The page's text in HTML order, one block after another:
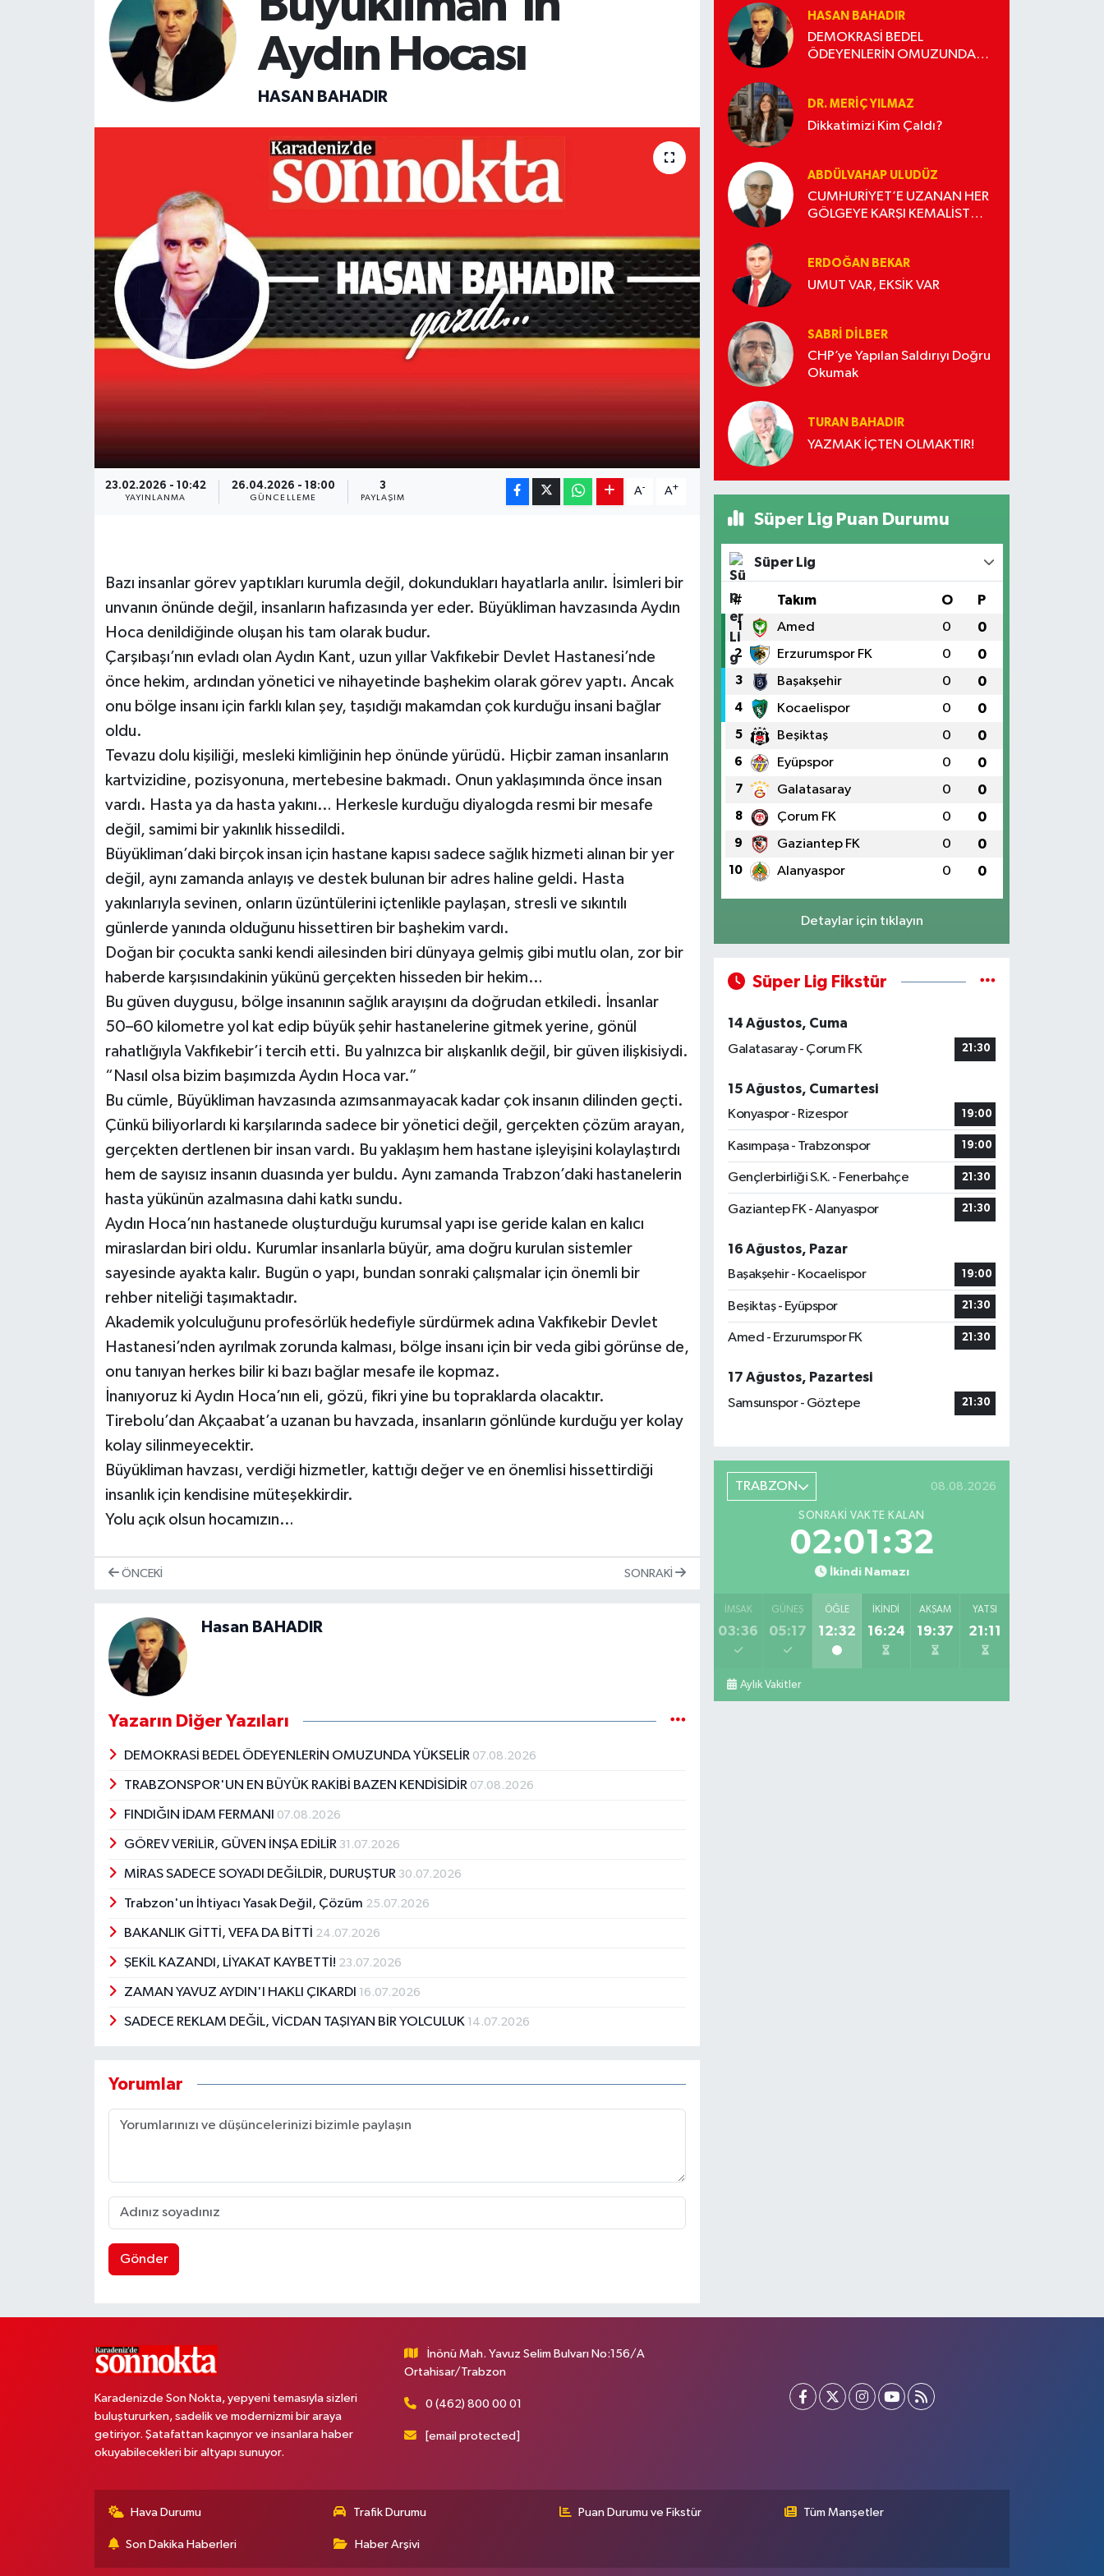
Aydın Hocası
HASAN BAHADIR
23.02.2026 - 10:42
YAYINLANMA
26.04.2026 - 18:00
GÜNCELLEME
3
PAYLAŞIM
A- A+
Bazı insanlar görev yaptıkları kurumla değil, dokundukları hayatlarla anılır. İsimleri bir
unvanın önünde değil, insanların hafızasında yer eder. Büyükliman havzasında Aydın
Hoca denildiğinde oluşan his tam olarak budur.
Çarşıbaşı’nın evladı olan Aydın Kant, uzun yıllar Vakfıkebir Devlet Hastanesi’nde
önce hekim, ardından yönetici ve nihayetinde başhekim olarak görev yaptı. Ancak
onu bölge insanı için farklı kılan şey, taşıdığı makamdan çok kurduğu insani bağlar
oldu.
Tevazu dolu kişiliği, mesleki kimliğinin hep önünde yürüdü. Hiçbir zaman insanların
kartvizidine, pozisyonuna, mertebesine bakmadı. Onun yaklaşımında önce insan
vardı. Hasta ya da hasta yakını… Herkesle kurduğu diyalogda resmi bir mesafe
değil, samimi bir yakınlık hissedildi.
Büyükliman’daki birçok insan için hastane kapısı sadece sağlık hizmeti alınan bir yer
değil, aynı zamanda anlayış ve destek bulunan bir adres haline geldi. Hasta
yakınlarıyla sevinen, onların üzüntülerini içtenlikle paylaşan, stresli ve sıkıntılı
günlerde yanında olduğunu hissettiren bir başhekim vardı.
Doğan bir çocukta sanki kendi ailesinden biri dünyaya gelmiş gibi mutlu olan, zor bir
haberde karşısındakinin yükünü gerçekten hisseden bir hekim…
Bu güven duygusu, bölge insanının sağlık arayışını da doğrudan etkiledi. İnsanlar
50–60 kilometre yol kat edip büyük şehir hastanelerine gitmek yerine, gönül
rahatlığıyla Vakfıkebir’i tercih etti. Bu yalnızca bir alışkanlık değil, bir güven ilişkisiydi.
“Nasıl olsa bizim başımızda Aydın Hoca var.”
Bu cümle, Büyükliman havzasında azımsanmayacak kadar çok insanın dilinden geçti.
Çünkü biliyorlardı ki karşılarında sadece bir yönetici değil, gerçekten çözüm arayan,
gerçekten dertlenen bir insan vardı. Bu yaklaşım hem hastane işleyişini kolaylaştırdı
hem de sayısız insanın duasında yer buldu. Aynı zamanda Trabzon’daki hastanelerin
hasta yükünün azalmasına dahi katkı sundu.
Aydın Hoca’nın hastanede oluşturduğu kurumsal yapı ise geride kalan en kalıcı
miraslardan biri oldu. Kurumlar insanlarla büyür, ama doğru kurulan sistemler
sayesinde ayakta kalır. Bugün o yapı, bundan sonraki çalışmalar için önemli bir
rehber niteliği taşımaktadır.
Akademik yolculuğunu profesörlük hedefiyle sürdürmek adına Vakfıkebir Devlet
Hastanesi’nden ayrılmak zorunda kalması, bölge insanı için bir veda gibi görünse de,
onu tanıyan herkes bilir ki bazı bağlar mesafe ile kopmaz.
İnanıyoruz ki Aydın Hoca’nın eli, gözü, fikri yine bu topraklarda olacaktır.
Tirebolu’dan Akçaabat’a uzanan bu havzada, insanların gönlünde kurduğu yer kolay
kolay silinmeyecektir.
Büyükliman havzası, verdiği hizmetler, kattığı değer ve en önemlisi hissettirdiği
insanlık için kendisine müteşekkirdir.
Yolu açık olsun hocamızın…
ÖNCEKI SONRAKI
Hasan BAHADIR
Yazarın Diğer Yazıları
DEMOKRASİ BEDEL ÖDEYENLERİN OMUZUNDA YÜKSELİR 07.08.2026
TRABZONSPOR'UN EN BÜYÜK RAKİBİ BAZEN KENDİSİDİR 07.08.2026
FINDIĞIN İDAM FERMANI 07.08.2026
GÖREV VERİLİR, GÜVEN İNŞA EDİLİR 31.07.2026
MİRAS SADECE SOYADI DEĞİLDİR, DURUŞTUR 30.07.2026
Trabzon'un İhtiyacı Yasak Değil, Çözüm 25.07.2026
BAKANLIK GİTTİ, VEFA DA BİTTİ 24.07.2026
ŞEKİL KAZANDI, LİYAKAT KAYBETTİ! 23.07.2026
ZAMAN YAVUZ AYDIN'I HAKLI ÇIKARDI 16.07.2026
SADECE REKLAM DEĞİL, VİCDAN TAŞIYAN BİR YOLCULUK 14.07.2026
Yorumlar
Gönder
HASAN BAHADIR
DEMOKRASİ BEDEL
ÖDEYENLERİN OMUZUNDA
DR. MERIÇ YILMAZ
Dikkatimizi Kim Çaldı?
ABDÜLVAHAP ULUDÜZ
CUMHURİYET’E UZANAN HER
GÖLGEYE KARŞI KEMALİST
ERDOĞAN BEKAR
UMUT VAR, EKSİK VAR
SABRI DILBER
CHP’ye Yapılan Saldırıyı Doğru
Okumak
TURAN BAHADIR
YAZMAK İÇTEN OLMAKTIR!
Süper Lig Puan Durumu
Süper Lig
# Takım O P
1 Amed 0 0
2 Erzurumspor FK 0 0
3 Başakşehir 0 0
4 Kocaelispor 0 0
5 Beşiktaş 0 0
6 Eyüpspor 0 0
7 Galatasaray 0 0
8 Çorum FK 0 0
9 Gaziantep FK 0 0
10 Alanyaspor 0 0
Detaylar için tıklayın
Süper Lig Fikstür
14 Ağustos, Cuma
Galatasaray - Çorum FK
21:30
15 Ağustos, Cumartesi
Konyaspor - Rizespor
19:00
Kasımpaşa - Trabzonspor 19:00
Gençlerbirliği S.K. - Fenerbahçe 21:30
Gaziantep FK - Alanyaspor 21:30
16 Ağustos, Pazar
Başakşehir - Kocaelispor
19:00
Beşiktaş - Eyüpspor 21:30
Amed - Erzurumspor FK 21:30
17 Ağustos, Pazartesi
Samsunspor - Göztepe
21:30
TRABZON 08.08.2026
SONRAKI VAKTE KALAN
02:01:31
İkindi Namazı
İMSAK
03:36
GÜNEŞ
05:17
ÖĞLE
12:32
İKINDI
16:24
AKŞAM
19:37
YATSI
21:11
Aylık Vakitler
Karadenizde Son Nokta, yepyeni temasıyla sizleri
buluştururken, sadelik ve modernizmi bir araya
getiriyor. Şatafattan kaçınıyor ve insanlara haber
okuyabilecekleri bir altyapı sunuyor.
İnönü Mah. Yavuz Selim Bulvarı No:156/A
Ortahisar/Trabzon
0 (462) 800 00 01
[email protected]
Hava Durumu Trafik Durumu Puan Durumu ve Fikstür Tüm Manşetler
Son Dakika Haberleri Haber Arşivi